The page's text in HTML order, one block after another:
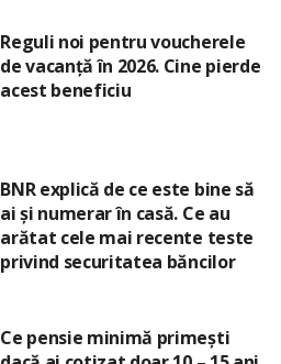
Reguli noi pentru voucherele
de vacanță în 2026. Cine pierde
acest beneficiu
BNR explică de ce este bine să
ai și numerar în casă. Ce au
arătat cele mai recente teste
privind securitatea băncilor
Ce pensie minimă primești